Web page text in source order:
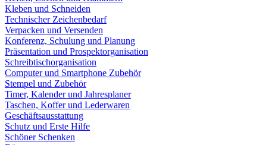
Kleben und Schneiden
Technischer Zeichenbedarf
Verpacken und Versenden
Konferenz, Schulung und Planung
Präsentation und Prospektorganisation
Schreibtischorganisation
Computer und Smartphone Zubehör
Stempel und Zubehör
Timer, Kalender und Jahresplaner
Taschen, Koffer und Lederwaren
Geschäftsausstattung
Schutz und Erste Hilfe
Schöner Schenken